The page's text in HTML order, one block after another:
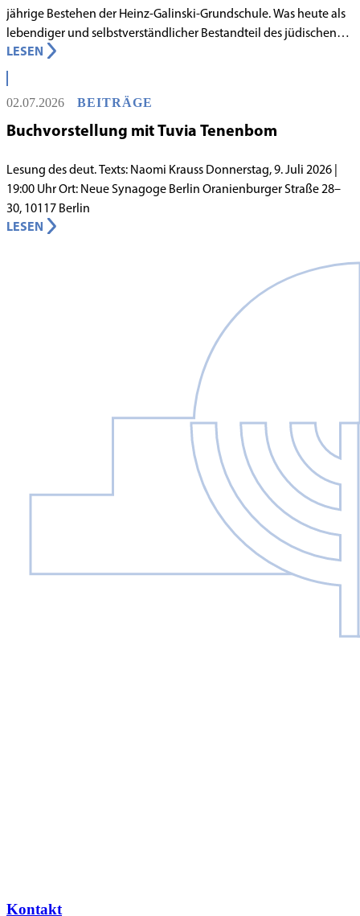
jährige Bestehen der Heinz-Galinski-Grundschule. Was heute als
lebendiger und selbstverständlicher Bestandteil des jüdischen
Lebens in Berlin gilt, begann in den 1980er-Jahren unter
schwierigen Voraussetzungen. Vor dem Hintergrund eines
innergemeindlichen Wandels entstand bereits 1983 die Idee, eine
jüdische Grundschule zu gründen.
LESEN
02.07.2026 BEITRÄGE
Buchvorstellung mit Tuvia Tenenbom
Lesung des deut. Texts: Naomi Krauss Donnerstag, 9. Juli 2026 |
19:00 Uhr Ort: Neue Synagoge Berlin Oranienburger Straße 28–
30, 10117 Berlin
LESEN
Kontakt